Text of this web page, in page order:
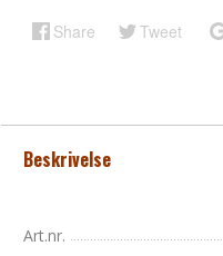
Share Tweet
Beskrivelse
Art.nr.